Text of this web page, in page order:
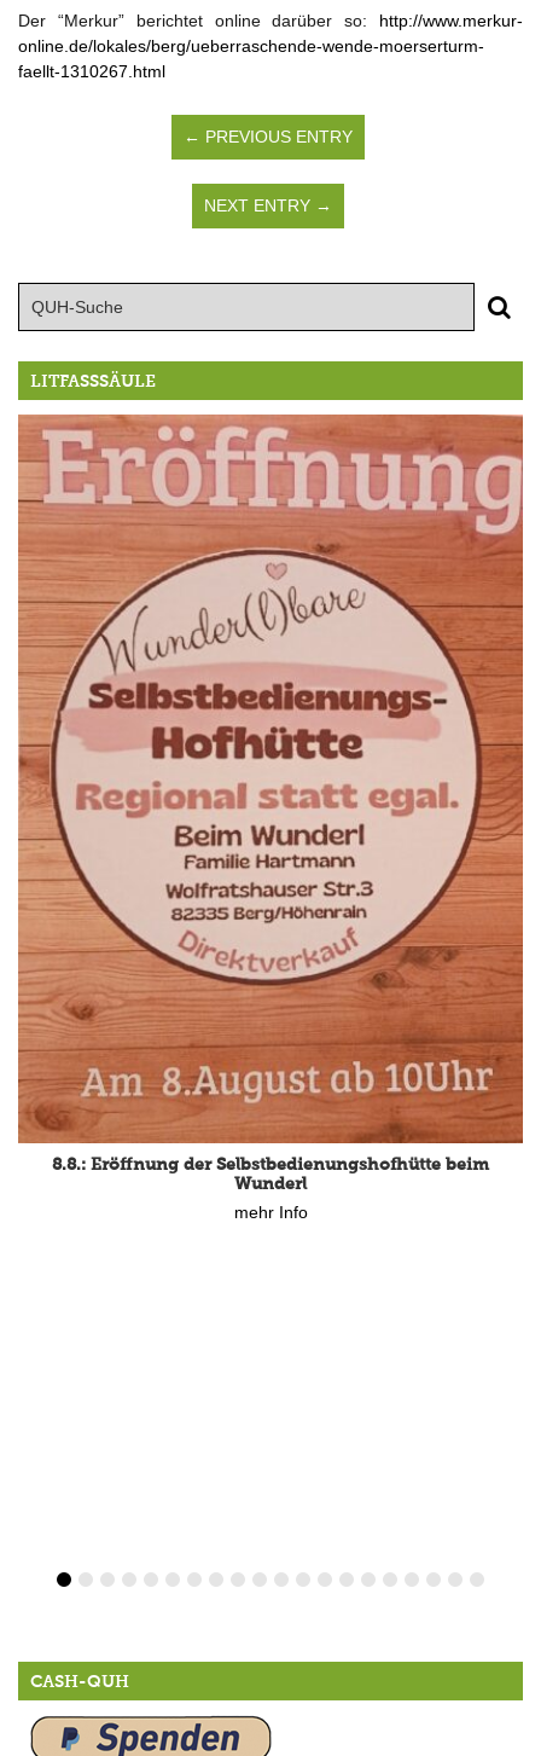
Der “Merkur” berichtet online darüber so: http://www.merkur-
online.de/lokales/berg/ueberraschende-wende-moerserturm-
faellt-1310267.html
← PREVIOUS ENTRY
NEXT ENTRY →
LITFASSSÄULE
8.8.: Eröffnung der Selbstbedienungshofhütte beim
Wunderl
mehr Info
CASH-QUH